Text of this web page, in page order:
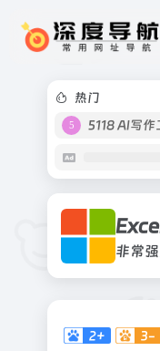
热门
5118 AI写作
非常
2+ 3-